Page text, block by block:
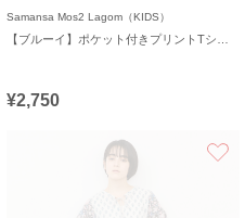
Samansa Mos2 Lagom（KIDS）
¥2,750